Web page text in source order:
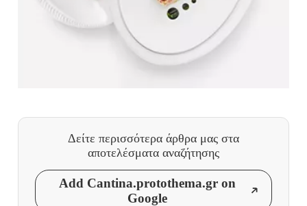
Δείτε περισσότερα άρθρα μας στα
αποτελέσματα αναζήτησης
Add Cantina.protothema.gr on
Google